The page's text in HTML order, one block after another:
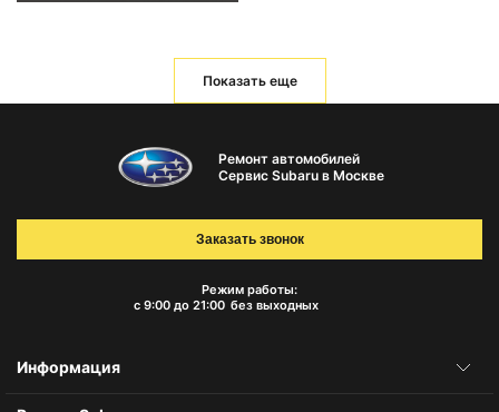
Показать еще
Ремонт автомобилей
Сервис Subaru в Москве
Режим работы:
с 9:00 до 21:00 без выходных
Заказать звонок
Информация